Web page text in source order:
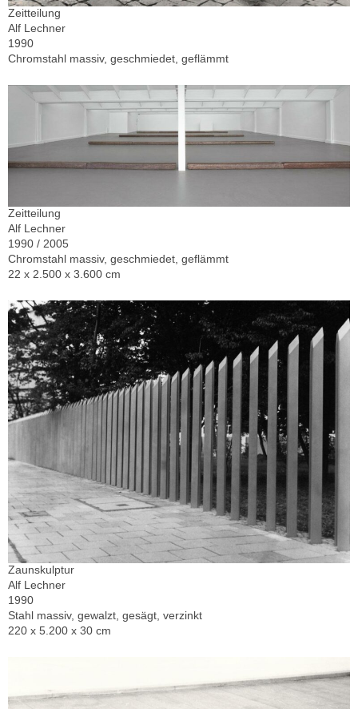
Zeitteilung
Alf Lechner
1990
Chromstahl massiv, geschmiedet, geflämmt
Zeitteilung
Alf Lechner
1990 / 2005
Chromstahl massiv, geschmiedet, geflämmt
22 x 2.500 x 3.600 cm
Zaunskulptur
Alf Lechner
1990
Stahl massiv, gewalzt, gesägt, verzinkt
220 x 5.200 x 30 cm